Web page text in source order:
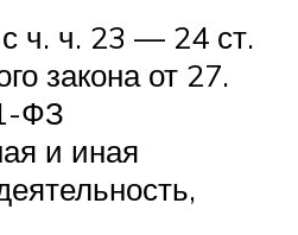
ч. ч. 23 — 24 ст.
закона от 27.
ФЗ
и иная